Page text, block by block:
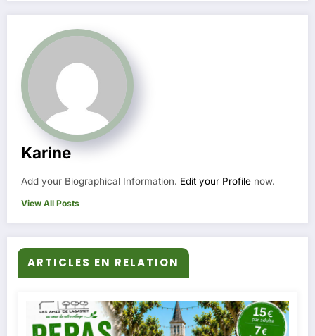
Karine
Add your Biographical Information. Edit your Profile now.
View All Posts
ARTICLES EN RELATION